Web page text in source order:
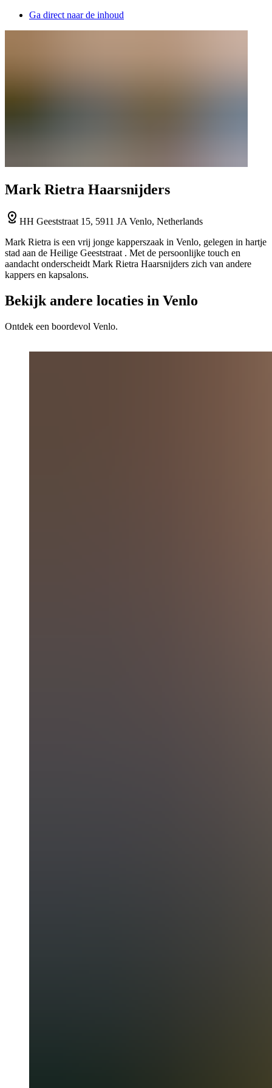
Ga direct naar de inhoud
Mark Rietra Haarsnijders
HH Geeststraat 15, 5911 JA Venlo, Netherlands
Mark Rietra is een vrij jonge kapperszaak in Venlo, gelegen in hartje
stad aan de Heilige Geeststraat . Met de persoonlijke touch en
aandacht onderscheidt Mark Rietra Haarsnijders zich van andere
kappers en kapsalons.
Bekijk andere locaties in Venlo
Ontdek een boordevol Venlo.